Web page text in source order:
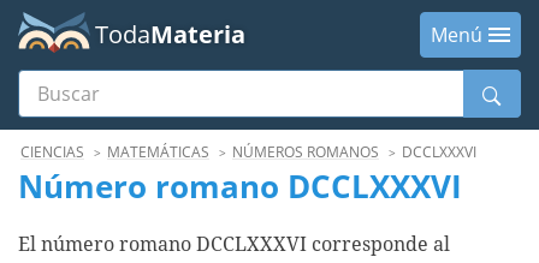
TodaMateria
Menú
Buscar
MenúCIENCIAS MATEMÁTICAS NÚMEROS ROMANOS DCCLXXXVI
Número romano DCCLXXXVI
El número romano DCCLXXXVI corresponde al